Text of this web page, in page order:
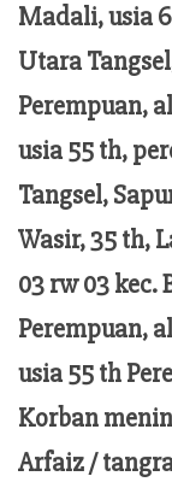
Madali, usia
Utara
Perempuan,
usia 55 th,
Tangsel,
Wasir, 35 th,
03 rw 03 kec.
Perempuan,
usia 55 th
Korban
Arfaiz /